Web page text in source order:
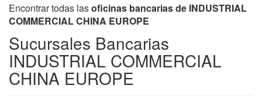
Encontrar todas lasoficinas bancarias de INDUSTRIAL
COMMERCIAL CHINA EUROPE
Sucursales Bancarias
INDUSTRIAL COMMERCIAL
CHINA EUROPE